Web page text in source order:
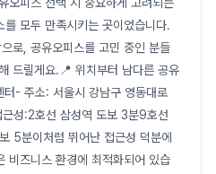
모두 만족시키는 곳이었습니다.
로, 공유오피스를 고민 중인 분들
드릴게요.📍 위치부터 남다른 공유
터- 주소: 서울시 강남구 영동대로
성:2호선 삼성역 도보 3분9호선
5분이처럼 뛰어난 접근성 덕분에
비즈니스 환경에 최적화되어 있습